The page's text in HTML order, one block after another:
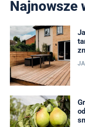
Najnowsze